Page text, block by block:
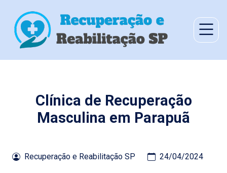
Clínica de Recuperação
Masculina em Parapuã
Recuperação e Reabilitação SP 24/04/2024